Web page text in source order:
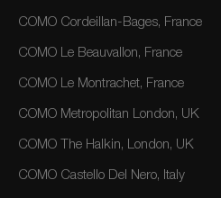
COMO Cordeillan-Bages, France
COMO Le Beauvallon, France
COMO Le Montrachet, France
COMO Metropolitan London, UK
COMO The Halkin, London, UK
COMO Castello Del Nero, Italy